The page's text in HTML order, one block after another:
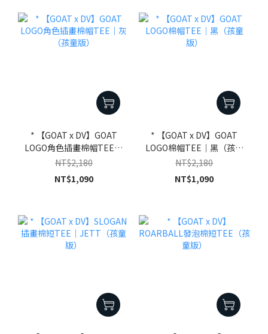
* 【GOAT x DV】GOAT
LOGO角色插畫棉帽TEE｜
灰（孩童版）
NT$2,180
NT$1,090
* 【GOAT x DV】GOAT
LOGO棉帽TEE｜黑（孩童
版）
NT$2,180
NT$1,090